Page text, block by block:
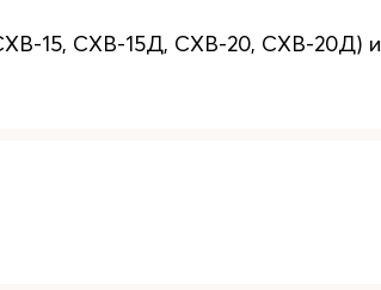
15, СХВ-15Д, СХВ-20, СХВ-20Д) и